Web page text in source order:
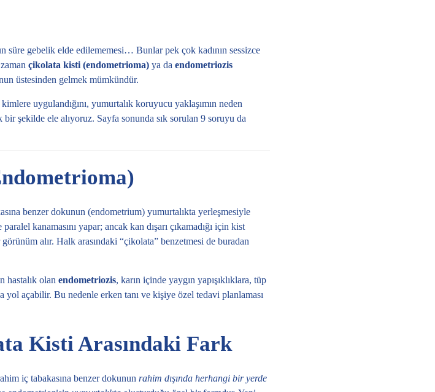
süre gebelik elde edilememesi… Bunlar pek çok kadının sessizce
çikolata kisti (endometrioma)ya da endometriozis
üstesinden gelmek mümkündür.
uygulandığını, yumurtalık koruyucu yaklaşımın neden
şekilde ele alıyoruz. Sayfa sonunda sık sorulan 9 soruyu da
benzer dokunun (endometrium) yumurtalıkta yerleşmesiyle
kanamasını yapar; ancak kan dışarı çıkamadığı için kist
alır. Halk arasındaki “çikolata” benzetmesi de buradan
hastalık olan endometriozis, karın içinde yaygın yapışıklıklara, tüp
açabilir. Bu nedenle erken tanı ve kişiye özel tedavi planlaması
Kisti Arasındaki Fark
iç tabakasına benzer dokunun rahim dışında herhangi bir yerde